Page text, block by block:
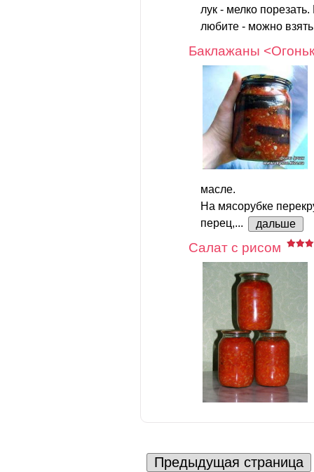
лук - мелко
любите - можно
Баклажаны
масле.
На мясорубке
перец,...
дальше
Салат с рисом
Предыдущая страница